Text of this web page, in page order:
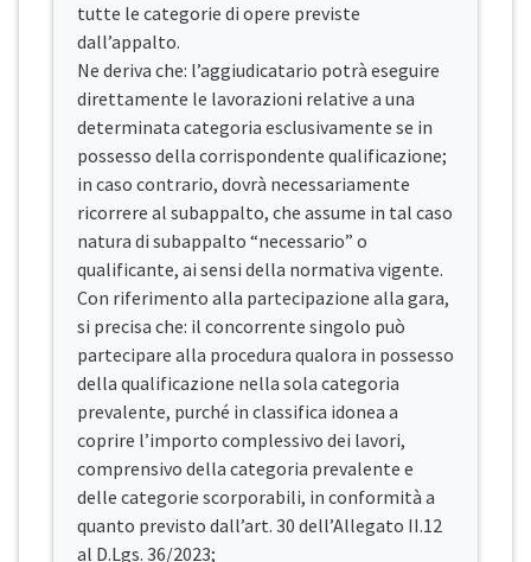
tutte le categorie di opere previste
dall’appalto.
Ne deriva che: l’aggiudicatario potrà eseguire
direttamente le lavorazioni relative a una
determinata categoria esclusivamente se in
possesso della corrispondente qualificazione;
in caso contrario, dovrà necessariamente
ricorrere al subappalto, che assume in tal caso
natura di subappalto “necessario” o
qualificante, ai sensi della normativa vigente.
Con riferimento alla partecipazione alla gara,
si precisa che: il concorrente singolo può
partecipare alla procedura qualora in possesso
della qualificazione nella sola categoria
prevalente, purché in classifica idonea a
coprire l’importo complessivo dei lavori,
comprensivo della categoria prevalente e
delle categorie scorporabili, in conformità a
quanto previsto dall’art. 30 dell’Allegato II.12
al D.Lgs. 36/2023;